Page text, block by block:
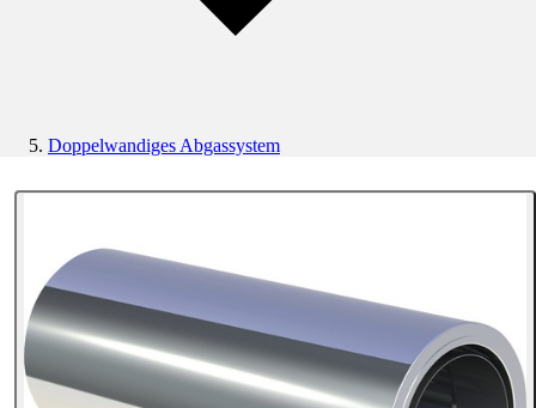
Doppelwandiges Abgassystem